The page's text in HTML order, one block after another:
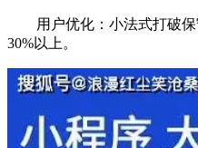
用户优化：小法式打破保
30%以上。